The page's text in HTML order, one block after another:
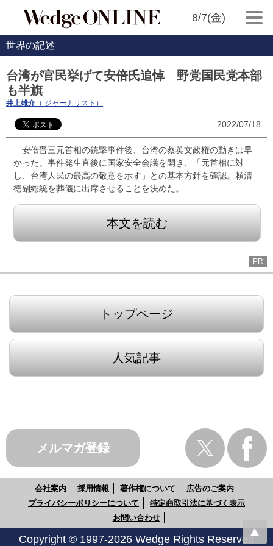
8/7(金)
世界の記述
台湾が官民挙げて安倍氏追悼 野党国民党本部
も半旗
井上雄介 （ ジャーナリスト）
2022/07/18
安倍晋三元首相の銃撃事件後、台湾の蔡英文政権の動きは早
かった。事件発生直後に国家安全会議を開き、「元首相に対
し、台湾人民の最高の敬意を示す」との基本方針を確認。頼清
徳副総統を葬儀に出席させることを決めた。
本文を読む
PR
トップページ
人気記事
メルマガ登録
会社案内 採用情報 著作権について
広告のご案内
プライバシーポリシーについて
特定商取引法に基づく表示
お問い合わせ
Copyright © 1997-2026 Wedge Rights Reserved